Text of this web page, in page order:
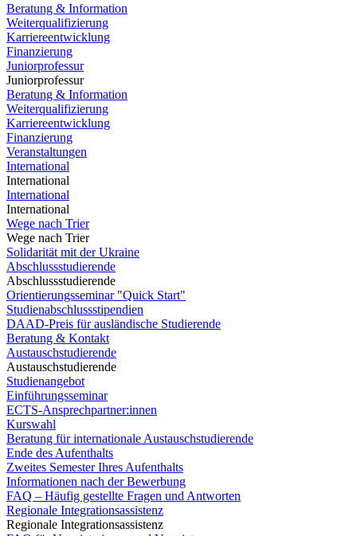
Beratung & Information
Weiterqualifizierung
Karriereentwicklung
Finanzierung
Juniorprofessur
Juniorprofessur
Beratung & Information
Weiterqualifizierung
Karriereentwicklung
Finanzierung
Veranstaltungen
International
International
International
International
Wege nach Trier
Wege nach Trier
Solidarität mit der Ukraine
Abschlussstudierende
Abschlussstudierende
Orientierungsseminar "Quick Start"
Studienabschlussstipendien
DAAD-Preis für ausländische Studierende
Beratung & Kontakt
Austauschstudierende
Austauschstudierende
Studienangebot
Einführungsseminar
ECTS-Ansprechpartner:innen
Kurswahl
Beratung für internationale Austauschstudierende
Ende des Aufenthalts
Zweites Semester Ihres Aufenthalts
Informationen nach der Bewerbung
FAQ – Häufig gestellte Fragen und Antworten
Regionale Integrationsassistenz
Regionale Integrationsassistenz